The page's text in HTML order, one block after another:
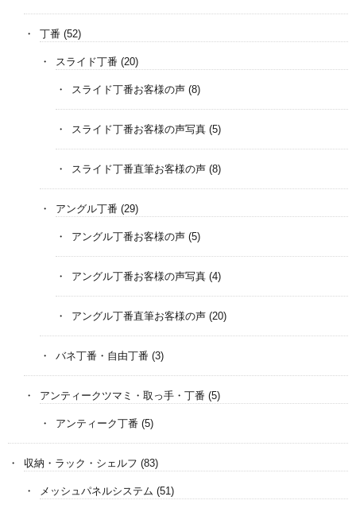
丁番 (52)
スライド丁番 (20)
スライド丁番お客様の声 (8)
スライド丁番お客様の声写真 (5)
スライド丁番直筆お客様の声 (8)
アングル丁番 (29)
アングル丁番お客様の声 (5)
アングル丁番お客様の声写真 (4)
アングル丁番直筆お客様の声 (20)
バネ丁番・自由丁番 (3)
アンティークツマミ・取っ手・丁番 (5)
アンティーク丁番 (5)
収納・ラック・シェルフ (83)
メッシュパネルシステム (51)